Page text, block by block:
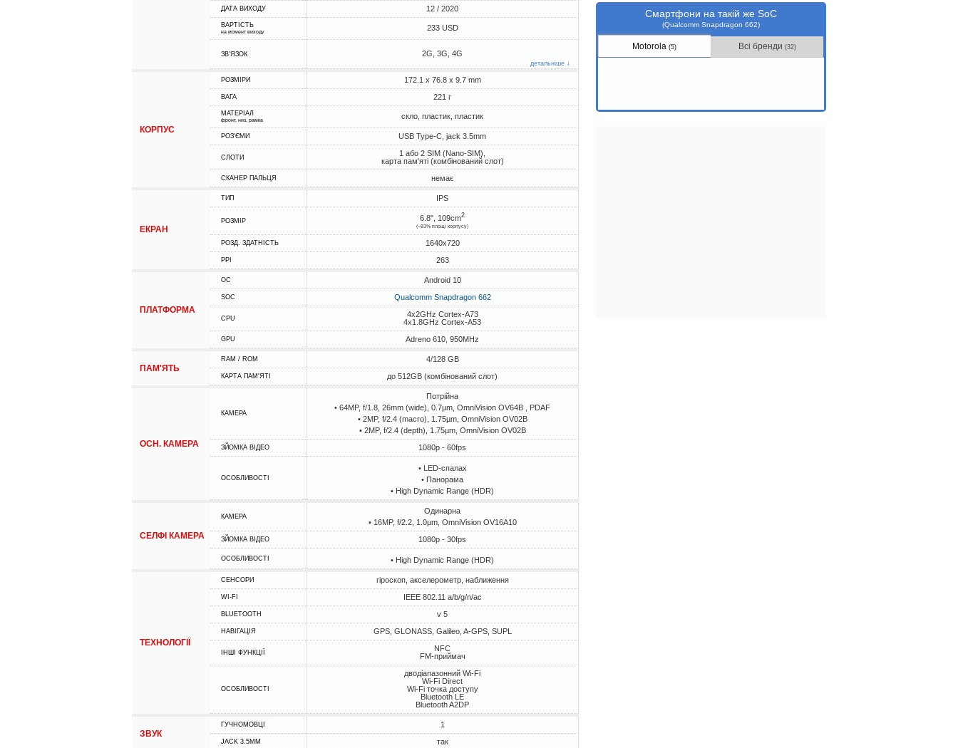
ДАТА ВИХОДУ 12 / 2020
ВАРТІСТЬ
на момент виходу 233 USD
ЗВ'ЯЗОК 2G, 3G, 4G
детальніше ↓
КОРПУС
РОЗМІРИ 172.1 x 76.8 x 9.7 mm
ВАГА 221 г
МАТЕРІАЛ
фронт, низ, рамка скло, пластик, пластик
РОЗ'ЄМИ USB Type-C, jack 3.5mm
СЛОТИ
1 або 2 SIM (Nano-SIM),
карта пам'яті (комбінований слот)
СКАНЕР ПАЛЬЦЯ немає
ЕКРАН
ТИП IPS
РОЗМІР 6.8", 109cm2
(~83% площі корпусу)
РОЗД. ЗДАТНІСТЬ 1640x720
PPI 263
ПЛАТФОРМА
ОС Android 10
SOC Qualcomm Snapdragon 662
CPU
4x2GHz Cortex-A73
4x1.8GHz Cortex-A53
GPU Adreno 610, 950MHz
ПАМ'ЯТЬ
RAM / ROM 4/128 GB
КАРТА ПАМ'ЯТІ до 512GB (комбінований слот)
ОСН. КАМЕРА
КАМЕРА
Потрійна
• 64MP, f/1.8, 26mm (wide), 0.7µm, OmniVision OV64B , PDAF
• 2MP, f/2.4 (macro), 1.75µm, OmniVision OV02B
• 2MP, f/2.4 (depth), 1.75µm, OmniVision OV02B
ЗЙОМКА ВІДЕО 1080p - 60fps
ОСОБЛИВОСТІ
• LED-спалах
• Панорама
• High Dynamic Range (HDR)
СЕЛФІ КАМЕРА
КАМЕРА
Одинарна
• 16MP, f/2.2, 1.0µm, OmniVision OV16A10
ЗЙОМКА ВІДЕО 1080p - 30fps
ОСОБЛИВОСТІ • High Dynamic Range (HDR)
ТЕХНОЛОГІЇ
СЕНСОРИ гіроскоп, акселерометр, наближення
WI-FI IEEE 802.11 a/b/g/n/ac
BLUETOOTH v 5
НАВІГАЦІЯ GPS, GLONASS, Galileo, A-GPS, SUPL
ІНШІ ФУНКЦІЇ
NFC
FM-приймач
ОСОБЛИВОСТІ
дводіапазонний Wi-Fi
Wi-Fi Direct
Wi-Fi точка доступу
Bluetooth LE
Bluetooth A2DP
ЗВУК
ГУЧНОМОВЦІ 1
JACK 3.5MM так
Смартфони на такій же SoC
(Qualcomm Snapdragon 662)
Motorola(5) Всі бренди (32)